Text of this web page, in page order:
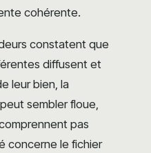
cohérente.
constatent que
diffusent et
leur bien, la
sembler floue,
pas
concerne le fichier